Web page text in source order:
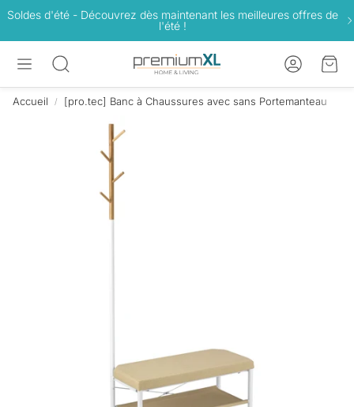
Soldes d'été - Découvrez dès maintenant les meilleures offres de
l'été !
Rechercher
Compte
Accueil [pro.tec] Banc à Chaussures avec sans Portemanteau